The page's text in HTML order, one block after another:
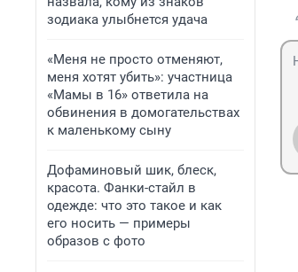
зодиака улыбнется удача
«Меня не просто отменяют,
меня хотят убить»: участница
«Мамы в 16» ответила на
обвинения в домогательствах
к маленькому сыну
Дофаминовый шик, блеск,
красота. Фанки-стайл в
одежде: что это такое и как
его носить — примеры
образов с фото